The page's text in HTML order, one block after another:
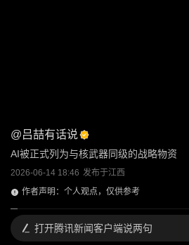
@吕喆有话说
AI被正式列为与核武器同级的战略物资
2026-06-14 18:46 发布于江西
作者声明：个人观点，仅供参考
打开腾讯新闻客户端说两句